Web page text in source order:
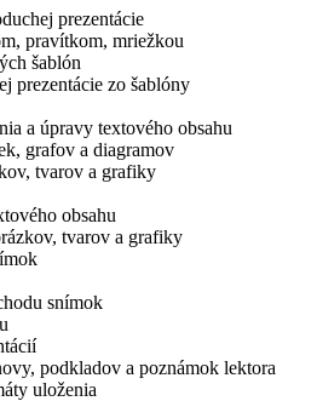
prezentácie
pravítkom, mriežkou
šablón
prezentácie zo šablóny
a úpravy textového obsahu
grafov a diagramov
tvarov a grafiky
obsahu
tvarov a grafiky
snímok
podkladov a poznámok lektora
uloženia